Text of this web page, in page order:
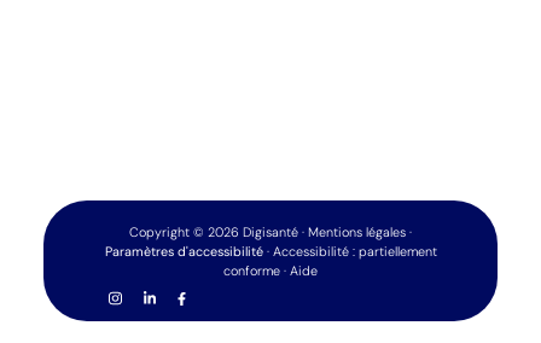
Copyright © 2026 Digisanté · Mentions légales ·
Paramètres d'accessibilité· Accessibilité : partiellement
conforme · Aide